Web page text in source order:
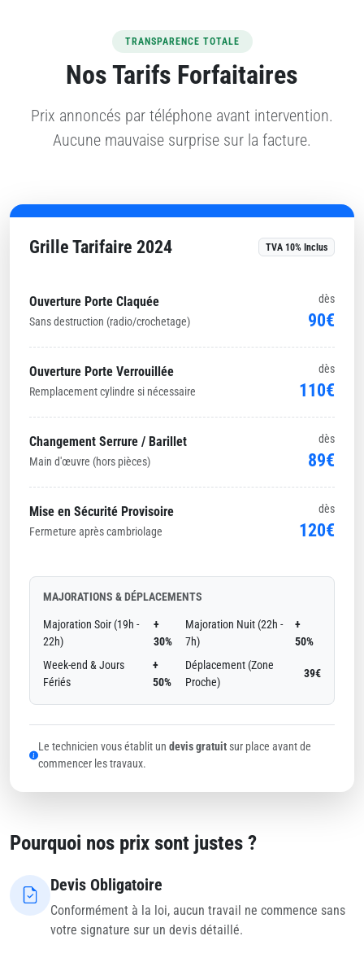
TRANSPARENCE TOTALE
Nos Tarifs Forfaitaires
Prix annoncés par téléphone avant intervention.
Aucune mauvaise surprise sur la facture.
Grille Tarifaire 2024 TVA 10% Inclus
Ouverture Porte Claquée
Sans destruction (radio/crochetage)
dès
90€
Ouverture Porte Verrouillée
Remplacement cylindre si nécessaire
dès
110€
Changement Serrure / Barillet
Main d'œuvre (hors pièces)
dès
89€
Mise en Sécurité Provisoire
Fermeture après cambriolage
dès
120€
MAJORATIONS & DÉPLACEMENTS
Majoration Soir (19h -
22h)
+
30%
Majoration Nuit (22h -
7h)
+
50%
Week-end & Jours
Fériés
+
50%
Déplacement (Zone
Proche)
39€
Le technicien vous établit un devis gratuitsur place avant de
commencer les travaux.
Pourquoi nos prix sont justes ?
Devis Obligatoire
Conformément à la loi, aucun travail ne commence sans
votre signature sur un devis détaillé.